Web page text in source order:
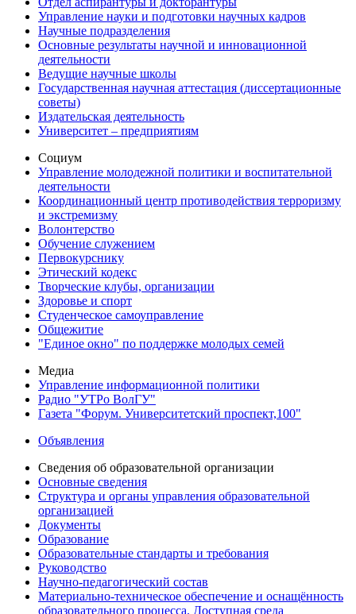
Управление науки и подготовки научных кадров
Научные подразделения
Основные результаты научной и инновационной
деятельности
Ведущие научные школы
Государственная научная аттестация (диссертационные
советы)
Издательская деятельность
Университет – предприятиям
Социум
Управление молодежной политики и воспитательной
деятельности
Координационный центр противодействия терроризму
и экстремизму
Волонтерство
Обучение служением
Первокурснику
Этический кодекс
Творческие клубы, организации
Здоровье и спорт
Студенческое самоуправление
Общежитие
"Единое окно" по поддержке молодых семей
Медиа
Управление информационной политики
Радио "УТРо ВолГУ"
Газета "Форум. Университетский проспект,100"
Объявления
Сведения об образовательной организации
Основные сведения
Структура и органы управления образовательной
организацией
Документы
Образование
Образовательные стандарты и требования
Руководство
Научно-педагогический состав
Материально-техническое обеспечение и оснащённость
образовательного процесса. Доступная среда